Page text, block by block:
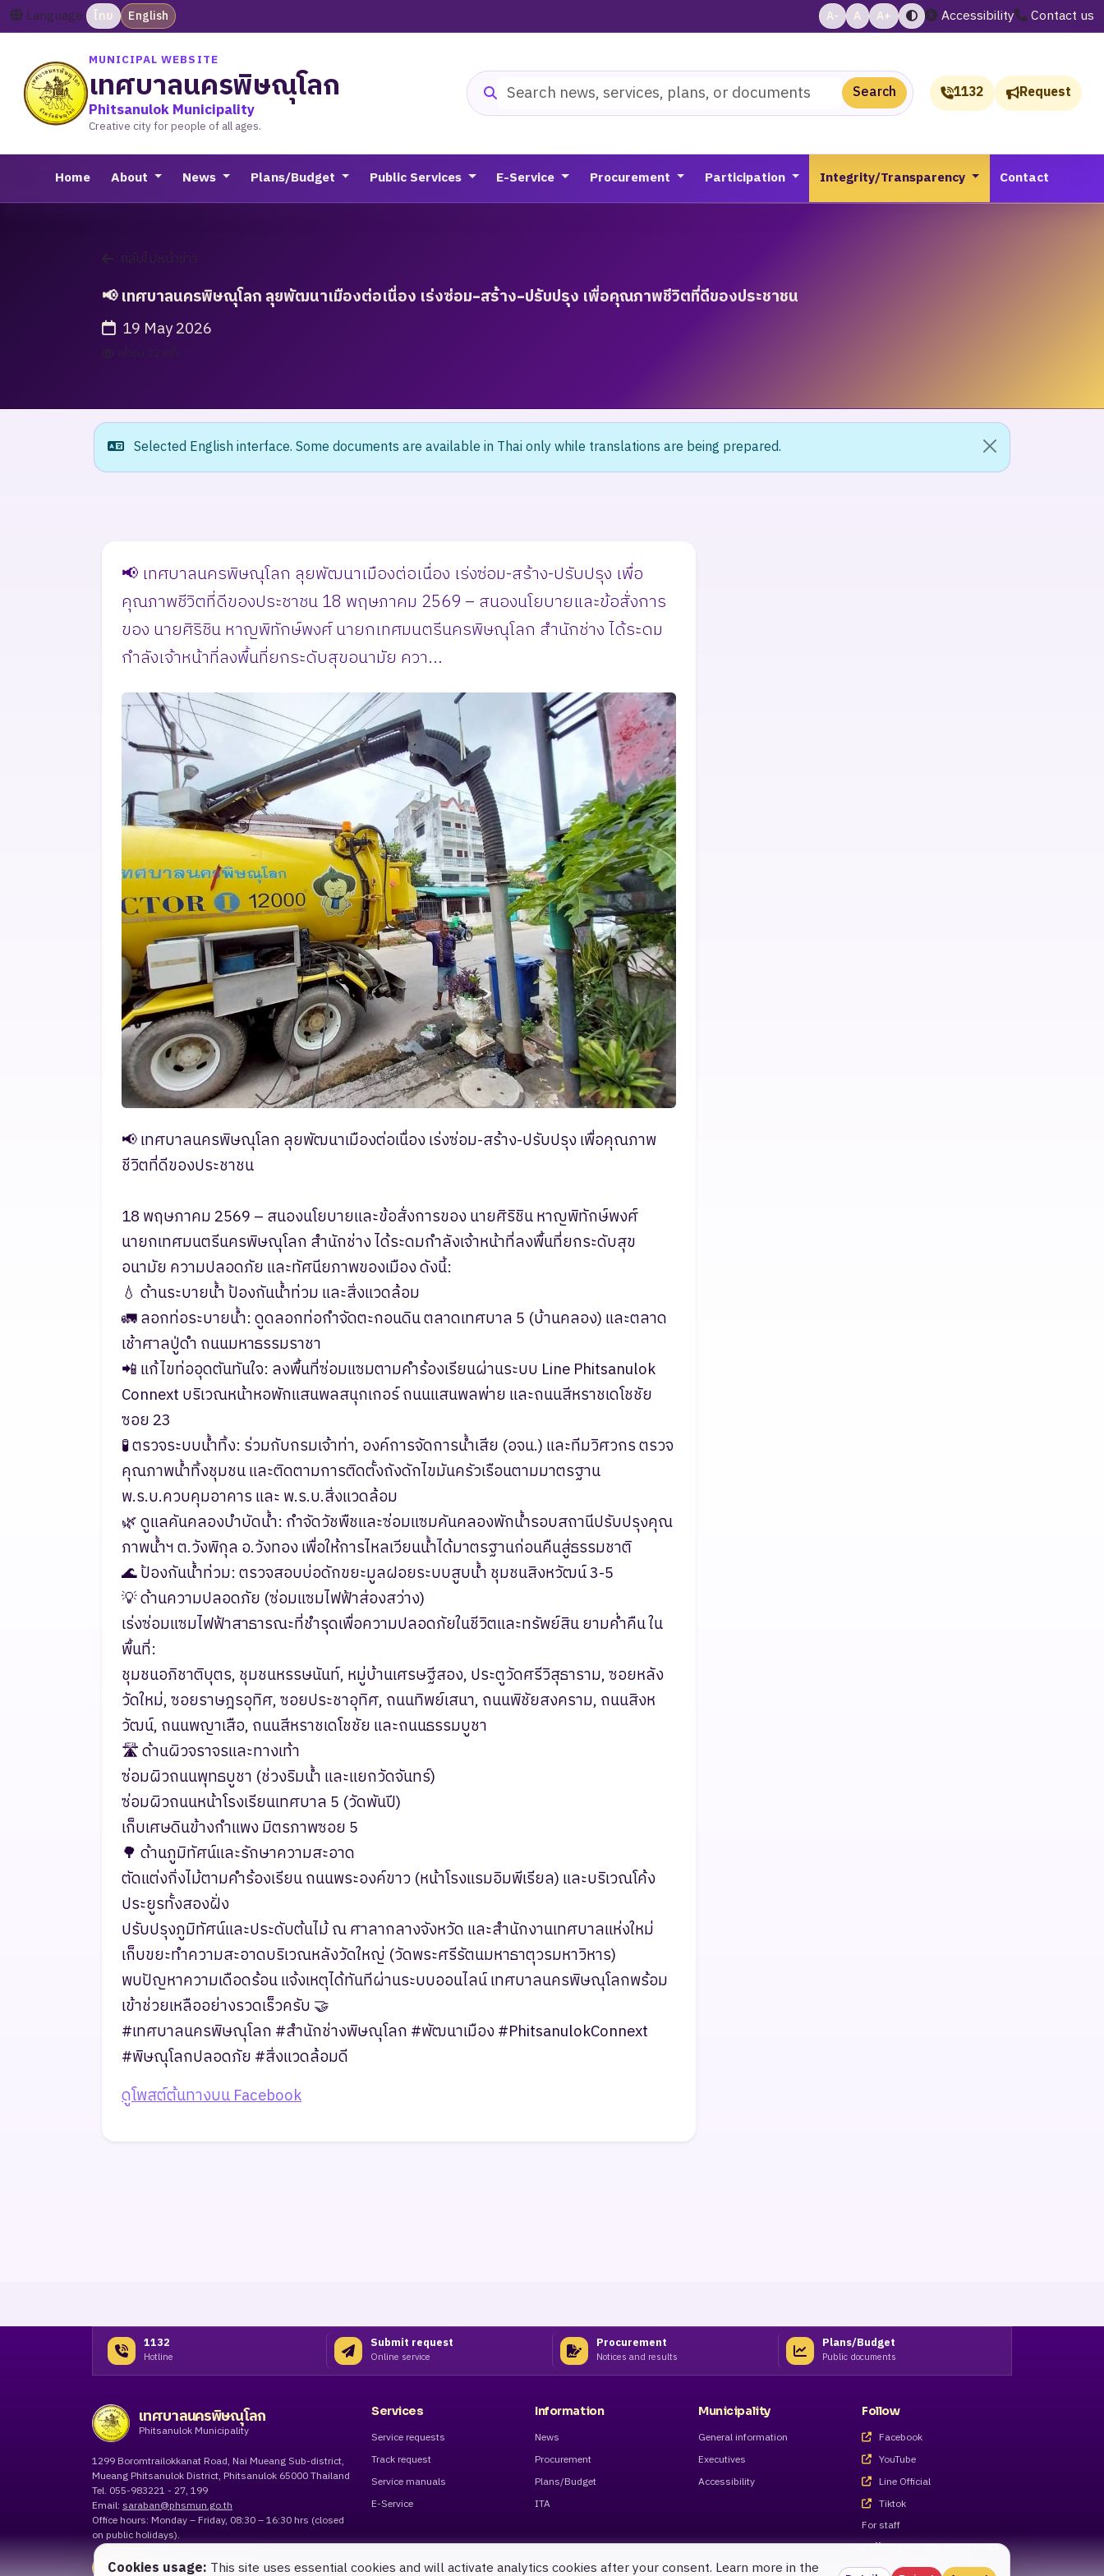
Language: ไทย English A- A A+ Accessibility Contact us
MUNICIPAL WEBSITE
เทศบาลนครพิษณุโลก
Phitsanulok Municipality
Creative city for people of all ages.
Search website Search 1132 Request
Home About News Plans/Budget Public Services E-Service Procurement Participation Integrity/Transparency Contact
กลับไปหน้าข่าว
📢 เทศบาลนครพิษณุโลก ลุยพัฒนาเมืองต่อเนื่อง เร่งซ่อม-สร้าง-ปรับปรุง เพื่อคุณภาพชีวิตที่ดีของประชาชน
19 May 2026
เข้าชม 22 ครั้ง
Selected English interface. Some documents are available in Thai only while translations are being prepared.
📢 เทศบาลนครพิษณุโลก ลุยพัฒนาเมืองต่อเนื่อง เร่งซ่อม-สร้าง-ปรับปรุง เพื่อ
คุณภาพชีวิตที่ดีของประชาชน ​18 พฤษภาคม 2569 – สนองนโยบายและข้อสั่งการ
ของ นายศิริชิน หาญพิทักษ์พงศ์ นายกเทศมนตรีนครพิษณุโลก สำนักช่าง ได้ระดม
กำลังเจ้าหน้าที่ลงพื้นที่ยกระดับสุขอนามัย ควา...
📢 เทศบาลนครพิษณุโลก ลุยพัฒนาเมืองต่อเนื่อง เร่งซ่อม-สร้าง-ปรับปรุง เพื่อคุณภาพ
ชีวิตที่ดีของประชาชน
​18 พฤษภาคม 2569 – สนองนโยบายและข้อสั่งการของ นายศิริชิน หาญพิทักษ์พงศ์
นายกเทศมนตรีนครพิษณุโลก สำนักช่าง ได้ระดมกำลังเจ้าหน้าที่ลงพื้นที่ยกระดับสุข
อนามัย ความปลอดภัย และทัศนียภาพของเมือง ดังนี้:
​💧 ด้านระบายน้ำ ป้องกันน้ำท่วม และสิ่งแวดล้อม
​🚛 ลอกท่อระบายน้ำ: ดูดลอกท่อกำจัดตะกอนดิน ตลาดเทศบาล 5 (บ้านคลอง) และตลาด
เช้าศาลปู่ดำ ถนนมหาธรรมราชา
​📲 แก้ไขท่ออุดตันทันใจ: ลงพื้นที่ซ่อมแซมตามคำร้องเรียนผ่านระบบ Line Phitsanulok
Connext บริเวณหน้าหอพักแสนพลสนุกเกอร์ ถนนแสนพลพ่าย และถนนสีหราชเดโชชัย
ซอย 23
​🧪 ตรวจระบบน้ำทิ้ง: ร่วมกับกรมเจ้าท่า, องค์การจัดการน้ำเสีย (อจน.) และทีมวิศวกร ตรวจ
คุณภาพน้ำทิ้งชุมชน และติดตามการติดตั้งถังดักไขมันครัวเรือนตามมาตรฐาน
พ.ร.บ.ควบคุมอาคาร และ พ.ร.บ.สิ่งแวดล้อม
​🌿 ดูแลคันคลองบำบัดน้ำ: กำจัดวัชพืชและซ่อมแซมคันคลองพักน้ำรอบสถานีปรับปรุงคุณ
ภาพน้ำฯ ต.วังพิกุล อ.วังทอง เพื่อให้การไหลเวียนน้ำได้มาตรฐานก่อนคืนสู่ธรรมชาติ
​🌊 ป้องกันน้ำท่วม: ตรวจสอบบ่อดักขยะมูลฝอยระบบสูบน้ำ ชุมชนสิงหวัฒน์ 3-5
​💡 ด้านความปลอดภัย (ซ่อมแซมไฟฟ้าส่องสว่าง)
​เร่งซ่อมแซมไฟฟ้าสาธารณะที่ชำรุดเพื่อความปลอดภัยในชีวิตและทรัพย์สิน ยามค่ำคืน ใน
พื้นที่:
​ชุมชนอภิชาติบุตร, ชุมชนหรรษนันท์, หมู่บ้านเศรษฐีสอง, ประตูวัดศรีวิสุธาราม, ซอยหลัง
วัดใหม่, ซอยราษฎรอุทิศ, ซอยประชาอุทิศ, ถนนทิพย์เสนา, ถนนพิชัยสงคราม, ถนนสิงห
วัฒน์, ถนนพญาเสือ, ถนนสีหราชเดโชชัย และถนนธรรมบูชา
​🛣️ ด้านผิวจราจรและทางเท้า
​ซ่อมผิวถนนพุทธบูชา (ช่วงริมน้ำ และแยกวัดจันทร์)
​ซ่อมผิวถนนหน้าโรงเรียนเทศบาล 5 (วัดพันปี)
​เก็บเศษดินข้างกำแพง มิตรภาพซอย 5
​🌳 ด้านภูมิทัศน์และรักษาความสะอาด
​ตัดแต่งกิ่งไม้ตามคำร้องเรียน ถนนพระองค์ขาว (หน้าโรงแรมอิมพีเรียล) และบริเวณโค้ง
ประยูรทั้งสองฝั่ง
​ปรับปรุงภูมิทัศน์และประดับต้นไม้ ณ ศาลากลางจังหวัด และสำนักงานเทศบาลแห่งใหม่
​เก็บขยะทำความสะอาดบริเวณหลังวัดใหญ่ (วัดพระศรีรัตนมหาธาตุวรมหาวิหาร)
​พบปัญหาความเดือดร้อน แจ้งเหตุได้ทันทีผ่านระบบออนไลน์ เทศบาลนครพิษณุโลกพร้อม
เข้าช่วยเหลืออย่างรวดเร็วครับ 🤝
​#เทศบาลนครพิษณุโลก #สำนักช่างพิษณุโลก #พัฒนาเมือง #PhitsanulokConnext
#พิษณุโลกปลอดภัย #สิ่งแวดล้อมดี
ดูโพสต์ต้นทางบน Facebook
1132
Hotline
Submit request
Online service
Procurement
Notices and results
Plans/Budget
Public documents
เทศบาลนครพิษณุโลก
Phitsanulok Municipality
1299 Boromtrailokkanat Road, Nai Mueang Sub-district,
Mueang Phitsanulok District, Phitsanulok 65000 Thailand
Tel. 055-983221 - 27, 199
Email: saraban@phsmun.go.th
Office hours: Monday – Friday, 08:30 – 16:30 hrs (closed
on public holidays).
Contact Submit request
Services
Service requests
Track request
Service manuals
E-Service
Information
News
Procurement
Plans/Budget
ITA
Municipality
General information
Executives
Accessibility
Follow
Facebook
YouTube
Line Official
Tiktok
For staff
Call Center 055-983221 - 27
Cookies usage: This site uses essential cookies and will activate analytics cookies after your consent. Learn more in the